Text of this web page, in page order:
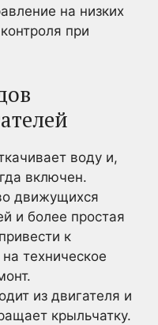
на низких
при
воду и,
включен.
движущихся
и более простая
к
техническое
из двигателя и
крыльчатку.